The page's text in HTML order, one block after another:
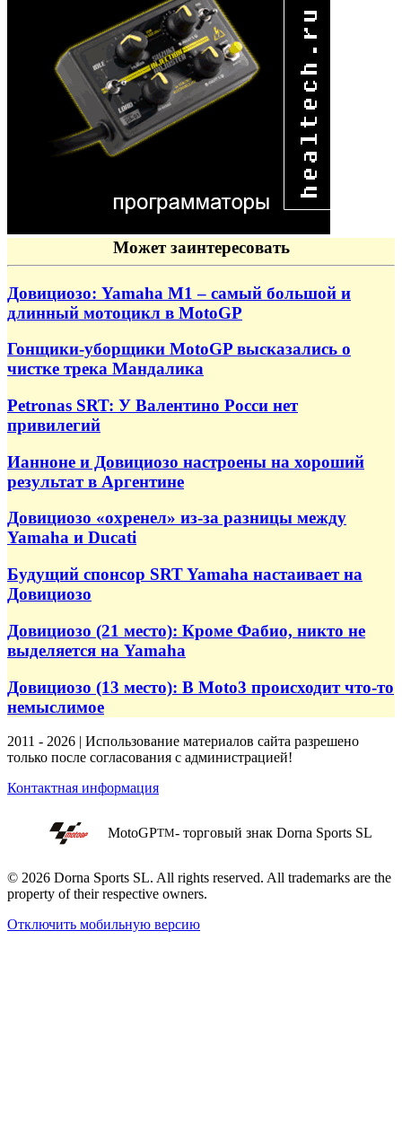
Может заинтересовать
Довициозо: Yamaha M1 – самый большой и
длинный мотоцикл в MotoGP
Гонщики-уборщики MotoGP высказались о
чистке трека Мандалика
Petronas SRT: У Валентино Росси нет
привилегий
Ианноне и Довициозо настроены на хороший
результат в Аргентине
Довициозо «охренел» из-за разницы между
Yamaha и Ducati
Будущий спонсор SRT Yamaha настаивает на
Довициозо
Довициозо (21 место): Кроме Фабио, никто не
выделяется на Yamaha
Довициозо (13 место): В Moto3 происходит что-то
немыслимое
2011 - 2026 | Использование материалов сайта разрешено
только после согласования с администрацией!
Контактная информация
MotoGPTM- торговый знак Dorna Sports SL
© 2026 Dorna Sports SL. All rights reserved. All trademarks are the
property of their respective owners.
Отключить мобильную версию